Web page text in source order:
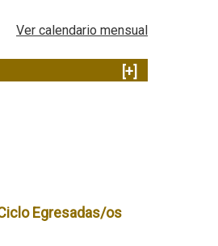
Ver calendario mensual
[+]
Egresadas/os